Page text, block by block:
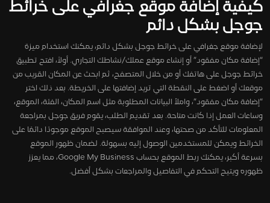
كيفية إضافة موقع جغرافي على خرائط
جوجل بشكل دائم
لإضافة موقع جغرافي على خرائط جوجل بشكل دائم، يمكنك استخدام ميزة
“إضافة مكان مفقود” أو إنشاء موقع عملك/نشاطك التجاري. أولاً، افتح تطبيق
خرائط جوجل على هاتفك أو من خلال المتصفح، ثم ابحث عن المكان القريب من
موقعك أو اضغط على النقطة التي تريد إضافتها على الخريطة. بعد ذلك اختر
“إضافة مكان مفقود”، واملأ البيانات المطلوبة مثل اسم المكان، الفئة، الموقع،
وساعات العمل إذا كانت متاحة. بعد تقديم الطلب، يقوم فريق جوجل بمراجعة
المعلومات للتأكد من صحتها، وعند الموافقة سيصبح الموقع موجودًا دائمًا على
الخرائط ويمكن للمستخدمين الوصول إليه بسهولة. لضمان ظهور الموقع
بسرعة أكبر، يمكنك ربط الموقع بحساب Google My Business، مما يعزز
ظهوره ويتيح التحكم في التفاصيل والمراجعات بشكل أفضل.